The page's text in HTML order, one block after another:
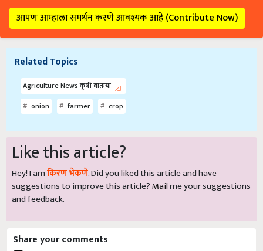
आपण आम्हाला समर्थन करणे आवश्यक आहे (Contribute Now)
Related Topics
Agriculture News कृषी बातम्या
onion
farmer crop
Like this article?
Hey! I amकिरण भेकणे. Did you liked this article and have
suggestions to improve this article?Mailme your suggestions
and feedback.
Share your comments